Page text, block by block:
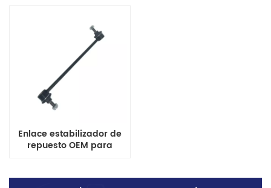
Enlace estabilizador de
repuesto OEM para